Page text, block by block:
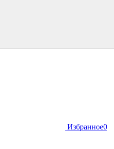
Избранное0